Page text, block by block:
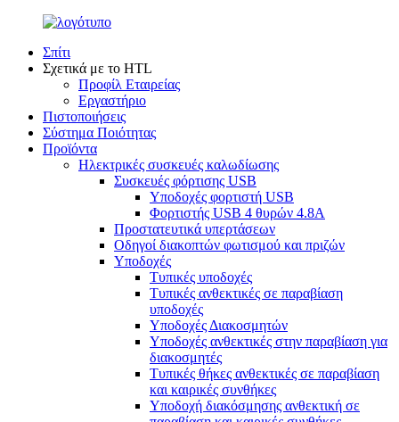
Σπίτι
Σχετικά με το HTL
Προφίλ Εταιρείας
Εργαστήριο
Πιστοποιήσεις
Σύστημα Ποιότητας
Προϊόντα
Ηλεκτρικές συσκευές καλωδίωσης
Συσκευές φόρτισης USB
Υποδοχές φορτιστή USB
Φορτιστής USB 4 θυρών 4.8A
Προστατευτικά υπερτάσεων
Οδηγοί διακοπτών φωτισμού και πριζών
Υποδοχές
Τυπικές υποδοχές
Τυπικές ανθεκτικές σε παραβίαση
υποδοχές
Υποδοχές Διακοσμητών
Υποδοχές ανθεκτικές στην παραβίαση για
διακοσμητές
Τυπικές θήκες ανθεκτικές σε παραβίαση
και καιρικές συνθήκες
Υποδοχή διακόσμησης ανθεκτική σε